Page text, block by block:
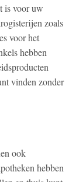
is voor uw
zoals
voor het
hebben
vinden zonder
ook
hebben